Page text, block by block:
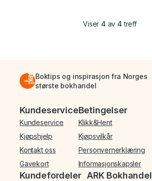
Viser 4 av 4 treff
Boktips og inspirasjon fra Norges
største bokhandel
Bunnmeny
Kundeservice
Kundeservice
Kjøpshjelp
Kontakt oss
Gavekort
Betingelser
Klikk&Hent
Kjøpsvilkår
Personvernerklæring
Informasjonskapsler
Kundefordeler ARK Bokhandel